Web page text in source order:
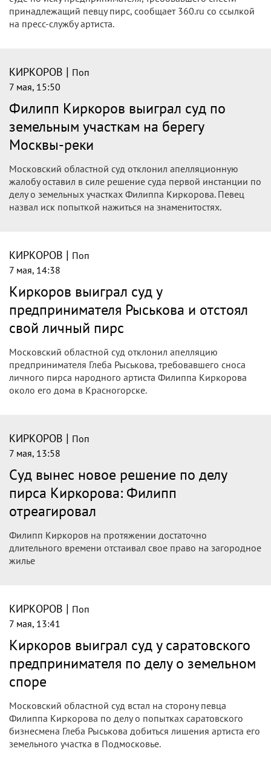
принадлежащий певцу пирс, сообщает 360.ru со ссылкой
на пресс-службу артиста.
КИРКОРОВ | Поп
7 мая, 15:50
Филипп Киркоров выиграл суд по
земельным участкам на берегу
Москвы‑реки
Московский областной суд отклонил апелляционную
жалобу оставил в силе решение суда первой инстанции по
делу о земельных участках Филиппа Киркорова. Певец
назвал иск попыткой нажиться на знаменитостях.
КИРКОРОВ | Поп
7 мая, 14:38
Киркоров выиграл суд у
предпринимателя Рыськова и отстоял
свой личный пирс
Московский областной суд отклонил апелляцию
предпринимателя Глеба Рыськова, требовавшего сноса
личного пирса народного артиста Филиппа Киркорова
около его дома в Красногорске.
КИРКОРОВ | Поп
7 мая, 13:58
Суд вынес новое решение по делу
пирса Киркорова: Филипп
отреагировал
Филипп Киркоров на протяжении достаточно
длительного времени отстаивал свое право на загородное
жилье
КИРКОРОВ | Поп
7 мая, 13:41
Киркоров выиграл суд у саратовского
предпринимателя по делу о земельном
споре
Московский областной суд встал на сторону певца
Филиппа Киркорова по делу о попытках саратовского
бизнесмена Глеба Рыськова добиться лишения артиста его
земельного участка в Подмосковье.